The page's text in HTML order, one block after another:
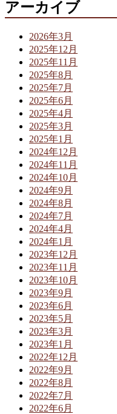
アーカイブ
2026年3月
2025年12月
2025年11月
2025年8月
2025年7月
2025年6月
2025年4月
2025年3月
2025年1月
2024年12月
2024年11月
2024年10月
2024年9月
2024年8月
2024年7月
2024年4月
2024年1月
2023年12月
2023年11月
2023年10月
2023年9月
2023年6月
2023年5月
2023年3月
2023年1月
2022年12月
2022年9月
2022年8月
2022年7月
2022年6月